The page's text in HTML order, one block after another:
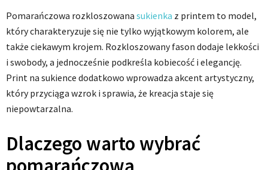
Pomarańczowa rozkloszowana sukienka z printem to model,
który charakteryzuje się nie tylko wyjątkowym kolorem, ale
także ciekawym krojem. Rozkloszowany fason dodaje lekkości
i swobody, a jednocześnie podkreśla kobiecość i elegancję.
Print na sukience dodatkowo wprowadza akcent artystyczny,
który przyciąga wzrok i sprawia, że kreacja staje się
niepowtarzalna.
Dlaczego warto wybrać